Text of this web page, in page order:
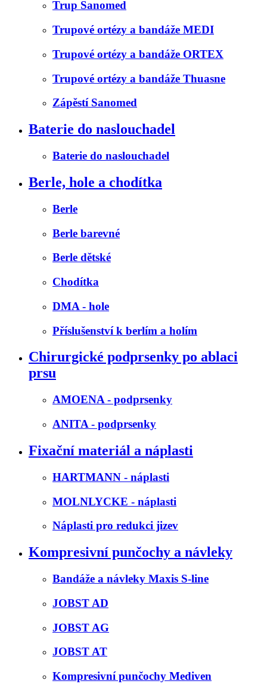
Trup Sanomed
Trupové ortézy a bandáže MEDI
Trupové ortézy a bandáže ORTEX
Trupové ortézy a bandáže Thuasne
Zápěstí Sanomed
Baterie do naslouchadel
Baterie do naslouchadel
Berle, hole a chodítka
Berle
Berle barevné
Berle dětské
Chodítka
DMA - hole
Příslušenství k berlím a holím
Chirurgické podprsenky po ablaci
prsu
AMOENA - podprsenky
ANITA - podprsenky
Fixační materiál a náplasti
HARTMANN - náplasti
MOLNLYCKE - náplasti
Náplasti pro redukci jizev
Kompresivní punčochy a návleky
Bandáže a návleky Maxis S-line
JOBST AD
JOBST AG
JOBST AT
Kompresivní punčochy Mediven